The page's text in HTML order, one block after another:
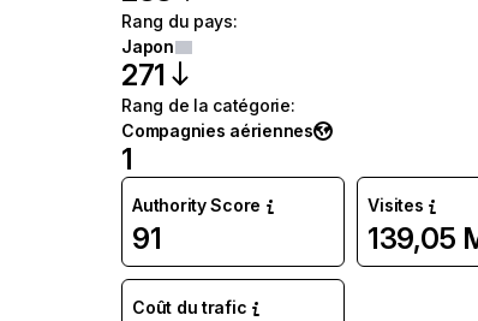
Rang du pays:
Japon
271
Rang de la catégorie:
Compagnies aériennes
1
Authority Score
91
Visites
139,05
Coût du trafic